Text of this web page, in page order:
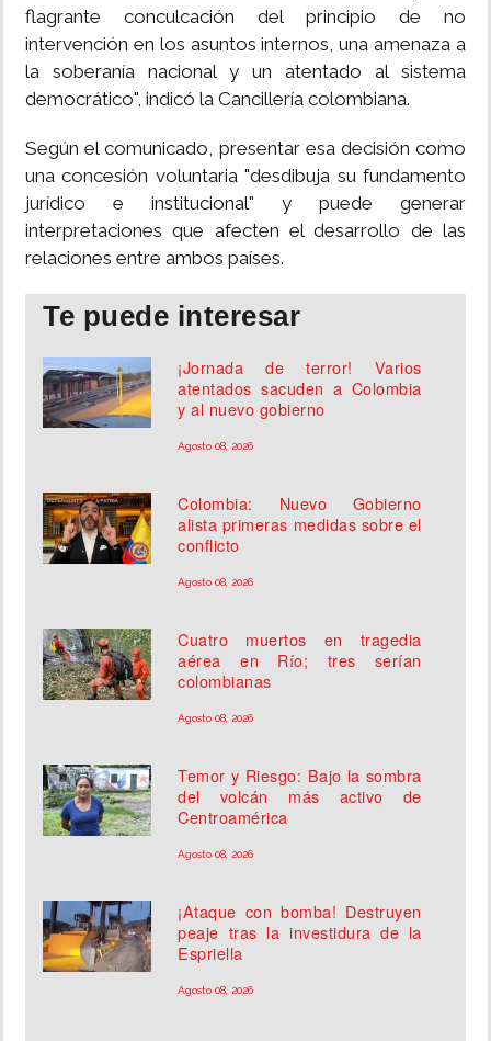
flagrante conculcación del principio de no
intervención en los asuntos internos, una amenaza a
la soberanía nacional y un atentado al sistema
democrático", indicó la Cancillería colombiana.
Según el comunicado, presentar esa decisión como
una concesión voluntaria "desdibuja su fundamento
jurídico e institucional" y puede generar
interpretaciones que afecten el desarrollo de las
relaciones entre ambos países.
Te puede interesar
¡Jornada de terror! Varios
atentados sacuden a Colombia
y al nuevo gobierno
Agosto 08, 2026
Colombia: Nuevo Gobierno
alista primeras medidas sobre el
conflicto
Agosto 08, 2026
Cuatro muertos en tragedia
aérea en Río; tres serían
colombianas
Agosto 08, 2026
Temor y Riesgo: Bajo la sombra
del volcán más activo de
Centroamérica
Agosto 08, 2026
¡Ataque con bomba! Destruyen
peaje tras la investidura de la
Espriella
Agosto 08, 2026